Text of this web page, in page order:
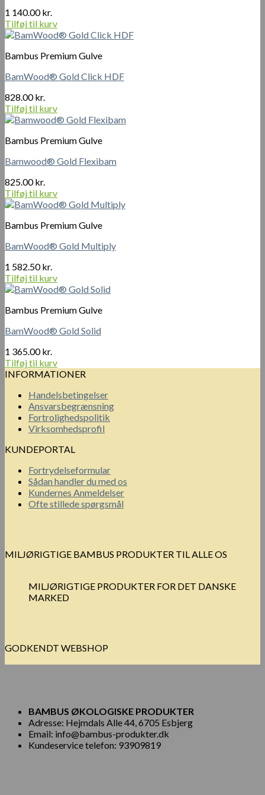
1 140.00kr.
Tilføj til kurv
Bambus Premium Gulve
BamWood® Gold Click HDF
828.00kr.
Tilføj til kurv
Bambus Premium Gulve
Bamwood® Gold Flexibam
825.00kr.
Tilføj til kurv
Bambus Premium Gulve
BamWood® Gold Multiply
1 582.50kr.
Tilføj til kurv
Bambus Premium Gulve
BamWood® Gold Solid
1 365.00kr.
Tilføj til kurv
INFORMATIONER
Handelsbetingelser
Ansvarsbegrænsning
Fortrolighedspolitik
Virksomhedsprofil
KUNDEPORTAL
Fortrydelseformular
Sådan handler du med os
Kundernes Anmeldelser
Ofte stillede spørgsmål
MILJØRIGTIGE BAMBUS PRODUKTER TIL ALLE OS
MILJØRIGTIGE PRODUKTER FOR DET DANSKE
MARKED
GODKENDT WEBSHOP
BAMBUS ØKOLOGISKE PRODUKTER
Adresse: Hejmdals Alle 44, 6705 Esbjerg
Email: info@bambus-produkter.dk
Kundeservice telefon: 93909819